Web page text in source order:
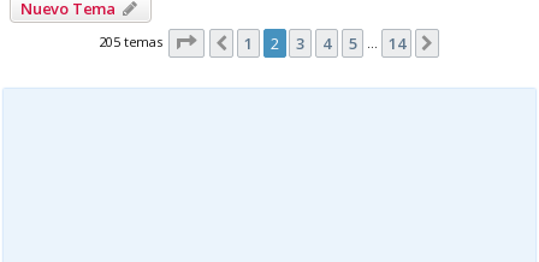
Nuevo Tema
205 temas Página de 14
Anterior
1 2 3 4 5 … 14